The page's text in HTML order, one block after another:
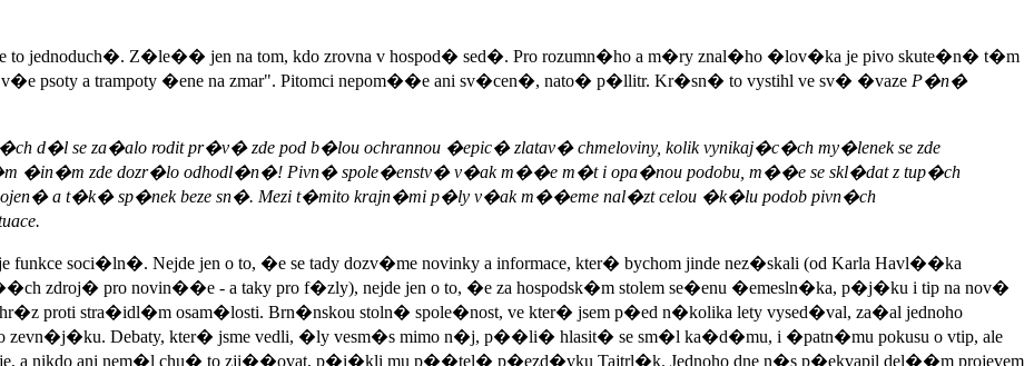
to jednoduch�. Z�le�� jen na tom, kdo zrovna v hospod� sed�. Pro rozumn�ho a m�ry znal�ho �lov�ka je pivo skute�n� t�m
psoty a trampoty �ene na zmar". Pitomci nepom��e ani sv�cen�, nato� p�llitr. Kr�sn� to vystihl ve sv� �vaze P�n�
d�l se za�alo rodit pr�v� zde pod b�lou ochrannou �epic� zlatav� chmeloviny, kolik vynikaj�c�ch my�lenek se zde
�in�m zde dozr�lo odhodl�n�! Pivn� spole�enstv� v�ak m��e m�t i opa�nou podobu, m��e se skl�dat z tup�ch
a t�k� sp�nek beze sn�. Mezi t�mito krajn�mi p�ly v�ak m��eme nal�zt celou �k�lu podob pivn�ch
soci�ln�. Nejde jen o to, �e se tady dozv�me novinky a informace, kter� bychom jinde nez�skali (od Karla Havl��ka
zdroj� pro novin��e - a taky pro f�zly), nejde jen o to, �e za hospodsk�m stolem se�enu �emesln�ka, p�j�ku i tip na nov�
proti stra�idl�m osam�losti. Brn�nskou stoln� spole�nost, ve kter� jsem p�ed n�kolika lety vysed�val, za�al jednoho
Debaty, kter� jsme vedli, �ly vesm�s mimo n�j, p��li� hlasit� se sm�l ka�d�mu, i �patn�mu pokusu o vtip, ale
a nikdo ani nem�l chu� to zji��ovat, p�i�kli mu p��tel� p�ezd�vku Tajtrl�k. Jednoho dne n�s p�ekvapil del��m projevem